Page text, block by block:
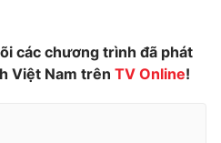
thức nếu không có sự chấp
các chương trình đã phát
Việt Nam trên TV Online!